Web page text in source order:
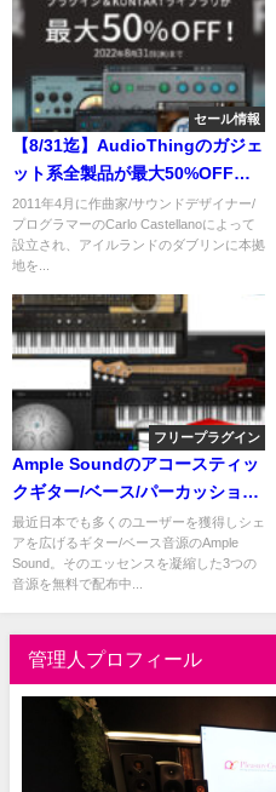
セール情報
【8/31迄】AudioThingのガジェ
ット系全製品が最大50%OFF！
サマーセールを開催中！
2011年4月に作曲家/サウンドデザイナー/
プログラマーのCarlo Castellanoによって
設立され、アイルランドのダブリンに本拠
地を...
フリープラグイン
Ample Soundのアコースティッ
クギター/ベース/パーカッション
音源が無料！今すぐもらうべし
最近日本でも多くのユーザーを獲得しシェ
アを広げるギター/ベース音源のAmple
Sound。そのエッセンスを凝縮した3つの
音源を無料で配布中...
管理人プロフィール